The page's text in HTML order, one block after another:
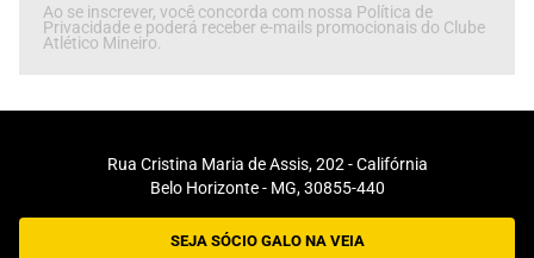
Ao se inscrever, você concorda com nossa Política de
Privacidade e poderá receber e-mails promocionais do Clube
Atlético Mineiro.
Rua Cristina Maria de Assis, 202 - Califórnia
Belo Horizonte - MG, 30855-440
SEJA SÓCIO GALO NA VEIA